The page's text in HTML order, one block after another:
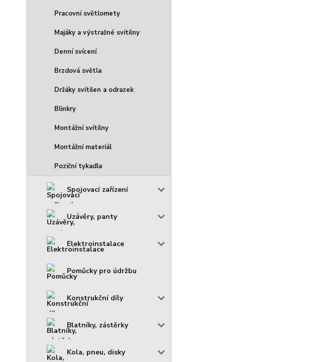
Pracovní světlomety
Majáky a výstražné svítilny
Denní svícení
Brzdová světla
Držáky svítilen a odrazek
Blinkry
Montážní svítilny
Montážní materiál
Poziční tykadla
Spojovací zařízení
Uzávěry, panty
Elektroinstalace
Pomůcky pro údržbu
Konstrukční díly
Blatníky, zástěrky
Kola, pneu, disky